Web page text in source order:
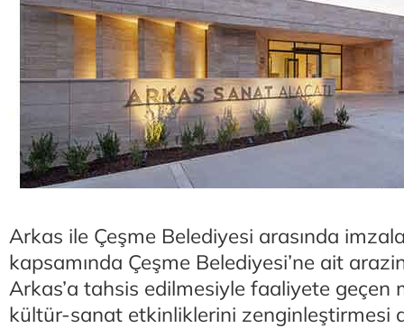
Arkas ile Çeşme Belediyesi arasında
kapsamında Çeşme Belediyesi’ne ait
Arkas’a tahsis edilmesiyle faaliyete geçen
kültür-sanat etkinliklerini zenginleştirmesi